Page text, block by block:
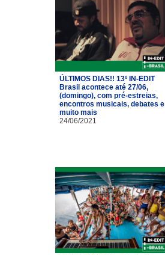
ÚLTIMOS DIAS!! 13º IN-EDIT
Brasil acontece até 27/06,
(domingo), com pré-estreias,
encontros musicais, debates e
muito mais
24/06/2021